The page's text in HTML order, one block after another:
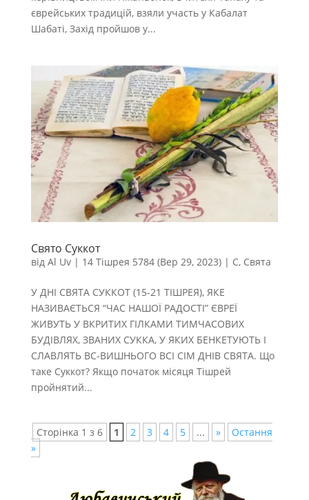
єврейських традицій, взяли участь у Кабалат
Шабаті, Захід пройшов у...
Свято Суккот
від Al Uv| 14 Тішрея 5784 (Вер 29, 2023)| С, Свята
У ДНІ СВЯТА СУККОТ (15-21 ТІШРЕЯ), ЯКЕ
НАЗИВАЄТЬСЯ “ЧАС НАШОЇ РАДОСТІ” ЄВРЕЇ
ЖИВУТЬ У ВКРИТИХ ГІЛКАМИ ТИМЧАСОВИХ
БУДІВЛЯХ, ЗВАНИХ СУККА, У ЯКИХ БЕНКЕТУЮТЬ І
СЛАВЛЯТЬ ВС-ВИШНЬОГО ВСІ СІМ ДНІВ СВЯТА. Що
таке Суккот? Якщо початок місяця Тішрей
пройнятий...
Сторінка 1 з 6 1 2 3 4 5 ... »
Остання
»